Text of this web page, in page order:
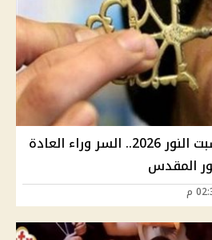
استخدام الكحل في سبت النور 2026.. السر وراء العادة
المقدس